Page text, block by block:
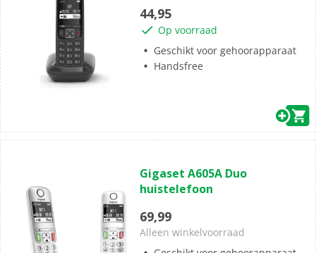
sterren.
44,95
Op voorraad
Geschikt voor gehoorapparaat
Handsfree
van
de
sterren.
1
Gigaset A605A Duo
huistelefoon
69,99
Alleen winkelvoorraad